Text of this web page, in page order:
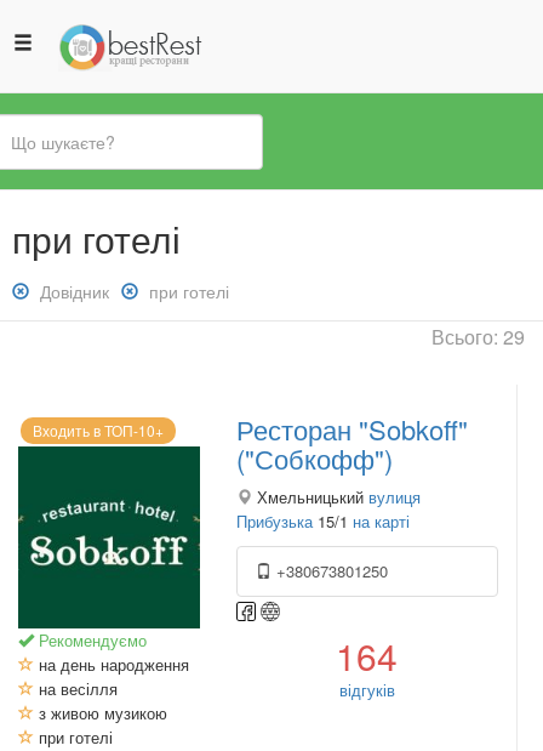
Ви
є
тут
при готелі
Зняти
фільтр:
Довідник
Зняти
фільтр:
при готелі
Всього: 29
Входить в ТОП-10+
Рекомендуємо
на день народження
на весілля
з живою музикою
при готелі
Ресторан "Sobkoff"
("Собкофф")
Хмельницький вулиця
Прибузька15/1 на карті
+380673801250
164
відгуків